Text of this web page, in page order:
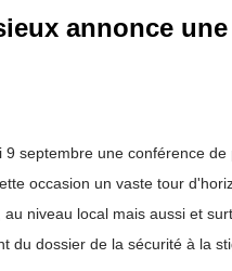
annonce
9 septembre une conférence
occasion un vaste tour
niveau local mais aussi et
du dossier de la sécurité à la